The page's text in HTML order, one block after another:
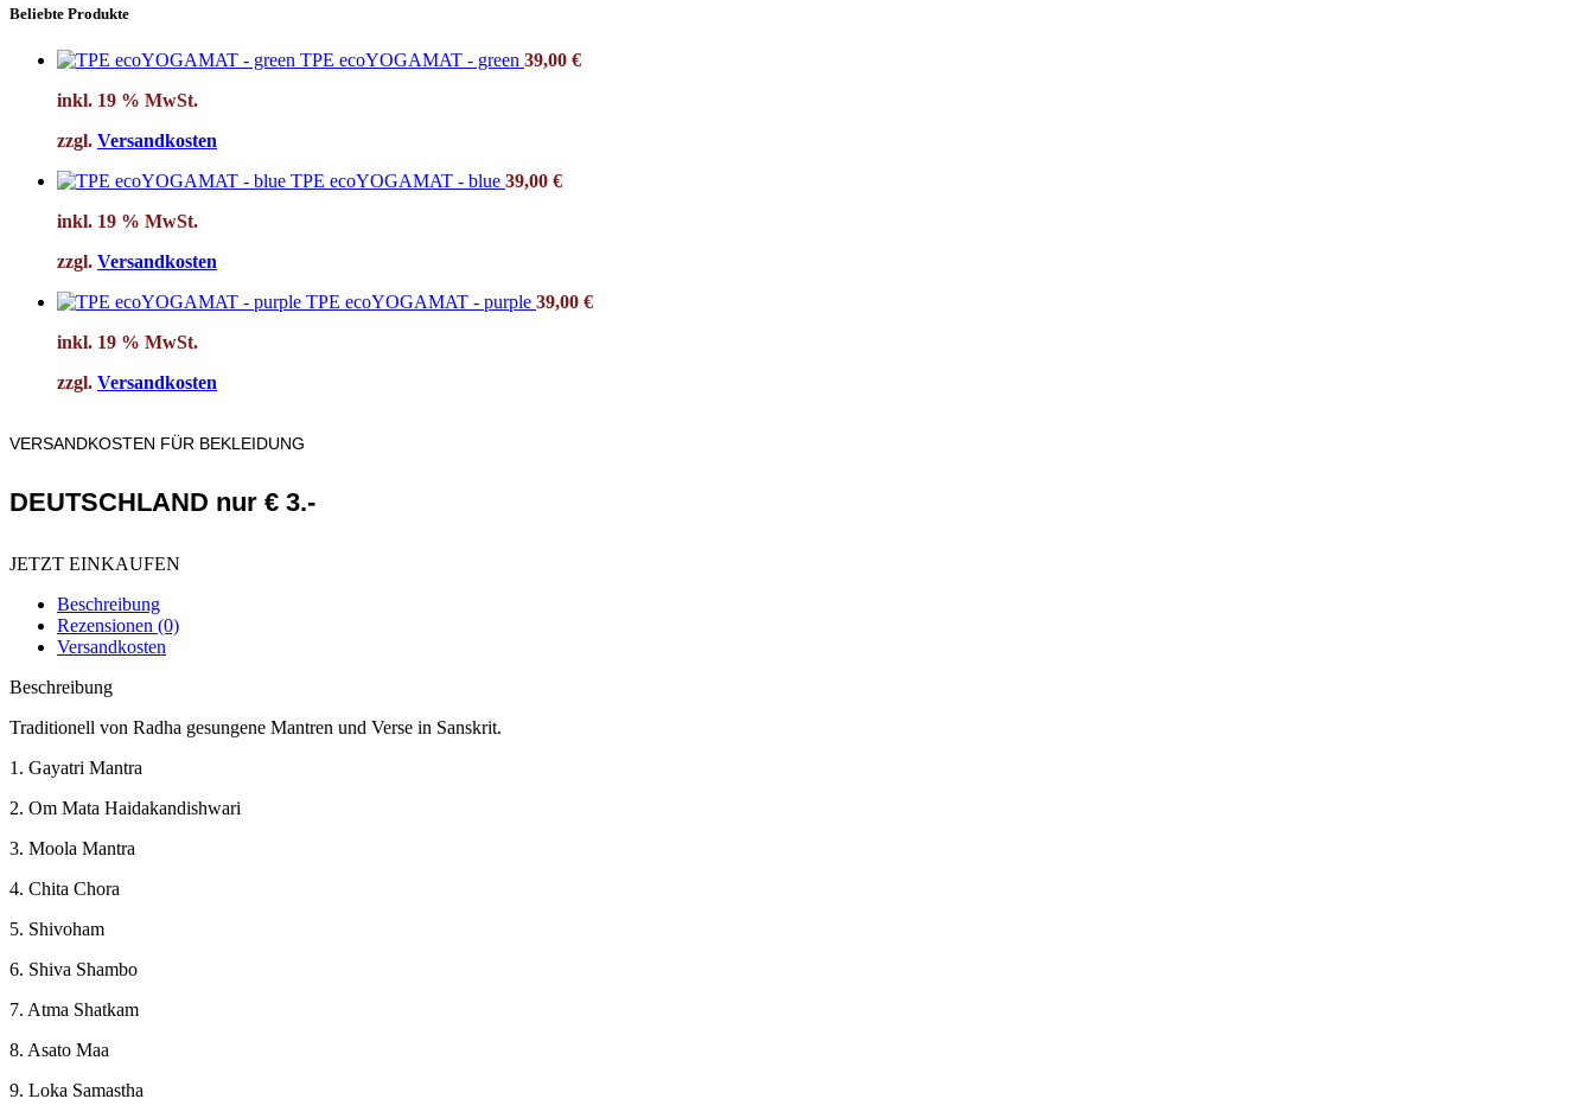
Beliebte Produkte
TPE ecoYOGAMAT - green 39,00 €
inkl. 19 % MwSt.
zzgl. Versandkosten
TPE ecoYOGAMAT - blue 39,00 €
inkl. 19 % MwSt.
zzgl. Versandkosten
TPE ecoYOGAMAT - purple 39,00 €
inkl. 19 % MwSt.
zzgl. Versandkosten
VERSANDKOSTEN FÜR BEKLEIDUNG
DEUTSCHLAND nur € 3.-
JETZT EINKAUFEN
Beschreibung
Rezensionen (0)
Versandkosten
Beschreibung
Traditionell von Radha gesungene Mantren und Verse in Sanskrit.
1. Gayatri Mantra
2. Om Mata Haidakandishwari
3. Moola Mantra
4. Chita Chora
5. Shivoham
6. Shiva Shambo
7. Atma Shatkam
8. Asato Maa
9. Loka Samastha